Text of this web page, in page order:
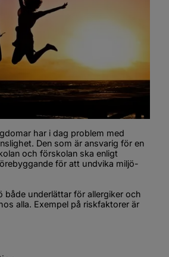
har i dag problem med
Den som är ansvarig för en
och förskolan ska enligt
för att undvika miljö-
både underlättar för allergiker och
alla. Exempel på riskfaktorer är